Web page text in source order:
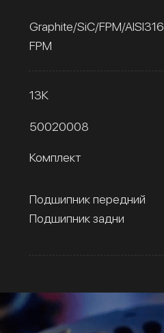
Graphite/SiC/FPM/AISI316
FPM
13К
50020008
Комплект
Подшипник передний
Подшипник задни